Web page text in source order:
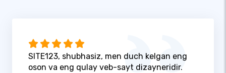
SITE123, shubhasiz, men duch kelgan eng
oson va eng qulay veb-sayt dizayneridir.